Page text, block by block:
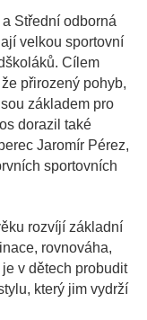
Střední odborná
velkou sportovní
Cílem
přirozený pohyb,
základem pro
dorazil také
Jaromír Pérez,
sportovních
rozvíjí základní
rovnováha,
v dětech probudit
který jim vydrží